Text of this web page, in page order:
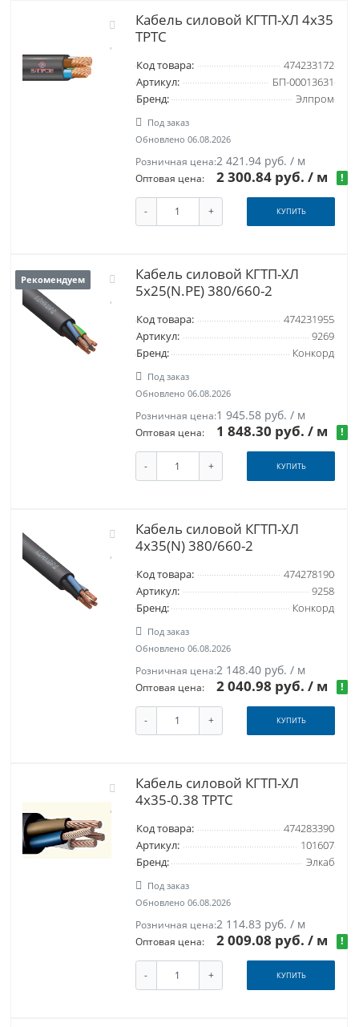
Кабель силовой КГТП-ХЛ 4х35
ТРТС
Код товара:
474233172
Артикул:
БП-00013631
Бренд:
Элпром
Под заказ
Обновлено 06.08.2026
Розничная цена:2 421.94 руб. / м
Оптовая цена: 2 300.84 руб./ м !
- + КУПИТЬ
Рекомендуем
Кабель силовой КГТП-ХЛ
5х25(N.PE) 380/660-2
Код товара:
474231955
Артикул:
9269
Бренд:
Конкорд
Под заказ
Обновлено 06.08.2026
Розничная цена:1 945.58 руб. / м
Оптовая цена: 1 848.30 руб./ м !
- + КУПИТЬ
Кабель силовой КГТП-ХЛ
4х35(N) 380/660-2
Код товара:
474278190
Артикул:
9258
Бренд:
Конкорд
Под заказ
Обновлено 06.08.2026
Розничная цена:2 148.40 руб. / м
Оптовая цена: 2 040.98 руб./ м !
- + КУПИТЬ
Кабель силовой КГТП-ХЛ
4х35-0.38 ТРТС
Код товара:
474283390
Артикул:
101607
Бренд:
Элкаб
Под заказ
Обновлено 06.08.2026
Розничная цена:2 114.83 руб. / м
Оптовая цена: 2 009.08 руб./ м !
- + КУПИТЬ